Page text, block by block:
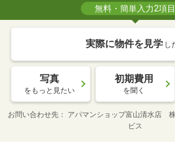
無料・簡単入力2項目
実際に物件を見学 し
写真
をもっと見たい
初期費用
を聞く
お問い合わせ先
アパマンショップ富山清水店
ビス